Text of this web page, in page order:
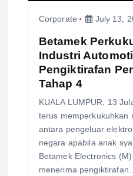
Corporate July 13,
Betamek
Industri
Pengiktirafan
Tahap 4
KUALA LUMPUR, 13
terus memperkukuhkan
antara pengeluar
negara apabila anak
Betamek Electronics
menerima